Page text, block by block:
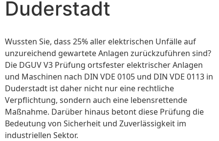
Duderstadt
Wussten Sie, dass 25% aller elektrischen Unfälle auf
unzureichend gewartete Anlagen zurückzuführen sind?
Die DGUV V3 Prüfung ortsfester elektrischer Anlagen
und Maschinen nach DIN VDE 0105 und DIN VDE 0113 in
Duderstadt ist daher nicht nur eine rechtliche
Verpflichtung, sondern auch eine lebensrettende
Maßnahme. Darüber hinaus betont diese Prüfung die
Bedeutung von Sicherheit und Zuverlässigkeit im
industriellen Sektor.